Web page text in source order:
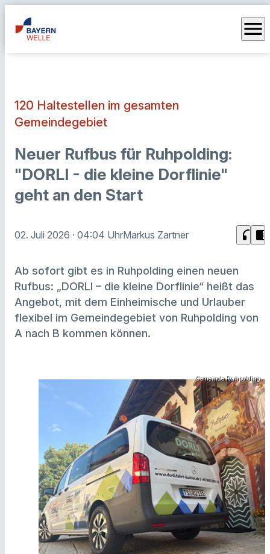
menu
120 Haltestellen im gesamten
Gemeindegebiet
Neuer Rufbus für Ruhpolding:
"DORLI - die kleine Dorflinie"
geht an den Start
02. Juli 2026 · 04:04 UhrMarkus Zartner headphones chrome_reader_mode
Ab sofort gibt es in Ruhpolding einen neuen
Rufbus: „DORLI – die kleine Dorflinie“ heißt das
Angebot, mit dem Einheimische und Urlauber
flexibel im Gemeindegebiet von Ruhpolding von
A nach B kommen können.
Gemeinde Ruhpolding